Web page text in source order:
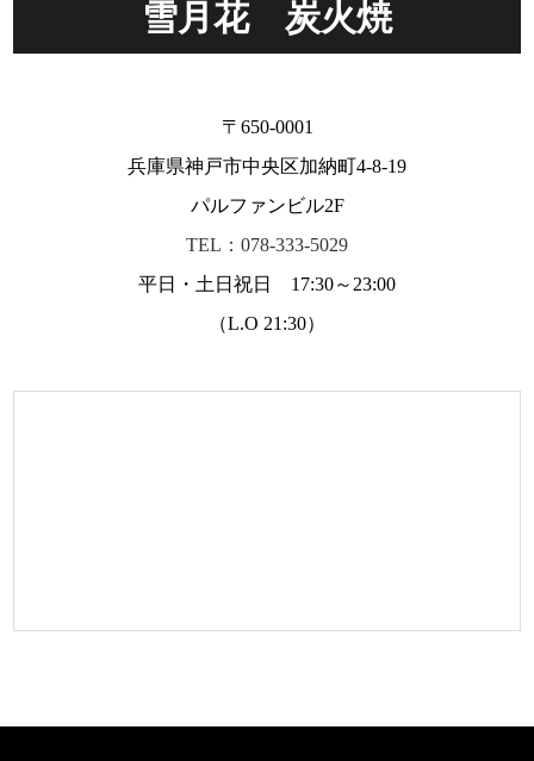
雪月花 炭火焼
〒650-0001
兵庫県神戸市中央区加納町4-8-19
パルファンビル2F
TEL：078-333-5029
平日・土日祝日 17:30～23:00
（L.O 21:30）